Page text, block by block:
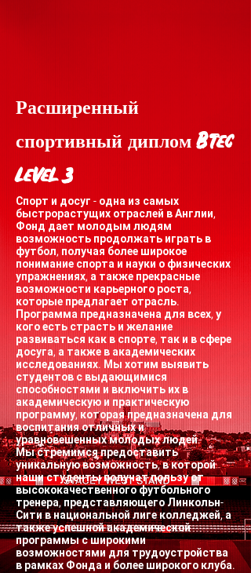
Расширенный
спортивный диплом Btec
Level 3
Спорт и досуг - одна из самых
быстрорастущих отраслей в Англии,
Фонд дает молодым людям
возможность продолжать играть в
футбол, получая более широкое
понимание спорта и науки о физических
упражнениях, а также прекрасные
возможности карьерного роста,
которые предлагает отрасль.
Программа предназначена для всех, у
кого есть страсть и желание
развиваться как в спорте, так и в сфере
досуга, а также в академических
исследованиях. Мы хотим выявить
студентов с выдающимися
способностями и включить их в
академическую и практическую
программу, которая предназначена для
воспитания отличных и
уравновешенных молодых людей.
Мы стремимся предоставить
уникальную возможность, в которой
наши студенты получат пользу от
высококачественного футбольного
тренера, представляющего Линкольн-
Сити в национальной лиге колледжей, а
также успешной академической
программы с широкими
возможностями для трудоустройства
в рамках Фонда и более широкого клуба.